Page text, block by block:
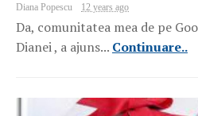
Diana Popescu 12 years ago
Da, comunitatea mea de pe
Dianei , a ajuns... Continuare..